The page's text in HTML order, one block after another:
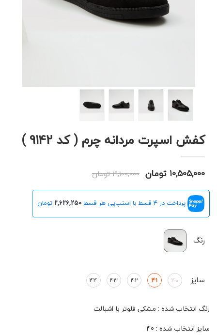
کفش اسپرت مردانه چرم ( کد 9142 )
۱۰,۵۰۵,۰۰۰ تومان ۱۹,۱۰۰,۰۰۰ تومان
پرداخت در 4 قسط با اسنپ‌پی هر قسط ۲,۶۲۶,۲۵۰ تومان
رنگ
سایز 40
41
42
43
44
رنگ انتخاب شده : مشکی فلوتر با اشبالت
سایز انتخاب شده :
40